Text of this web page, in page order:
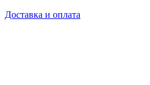
Доставка и оплата